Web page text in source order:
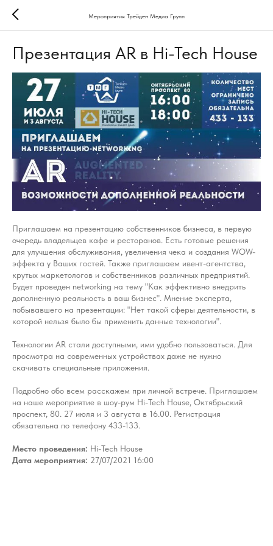
Мероприятия Трейден Медиа Групп
Презентация AR в Hi-Tech House
Приглашаем на презентацию собственников бизнеса, в первую
очередь владельцев кафе и ресторанов. Есть готовые решения
для улучшения обслуживания, увеличения чека и создания WOW-
эффекта у Ваших гостей. Также приглашаем ивент-агентства,
крутых маркетологов и собственников различных предприятий.
Будет проведен networking на тему "Как эффективно внедрить
дополненную реальность в ваш бизнес". Мнение эксперта,
побывавшего на презентации: "Нет такой сферы деятельности, в
которой нельзя было бы применить данные технологии".
Технологии AR стали доступными, ими удобно пользоваться. Для
просмотра на современных устройствах даже не нужно
скачивать специальные приложения.
Подробно обо всем расскажем при личной встрече. Приглашаем
на наше мероприятие в шоу-рум Hi-Tech House, Октябрьский
проспект, 80. 27 июля и 3 августа в 16.00. Регистрация
обязательна по телефону 433-133.
Место проведения: Hi-Tech House
Дата мероприятия: 27/07/2021 16:00